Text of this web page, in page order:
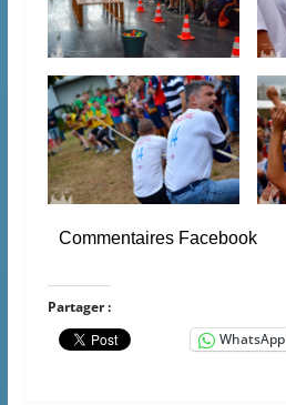
Commentaires Facebook
Partager :
WhatsApp